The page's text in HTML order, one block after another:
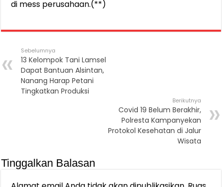
di mess perusahaan.(**)
Sebelumnya
13 Kelompok Tani Lamsel
Dapat Bantuan Alsintan,
Nanang Harap Petani
Tingkatkan Produksi
Berikutnya
Covid 19 Belum Berakhir,
Polresta Kampanyekan
Protokol Kesehatan di Jalur
Wisata
Tinggalkan Balasan